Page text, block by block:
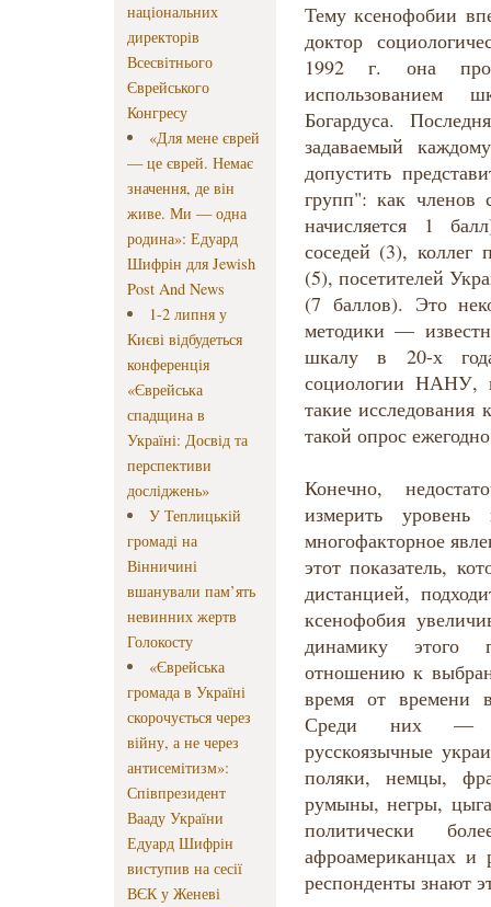
національних
директорів
Всесвітнього
Єврейського
Конгресу
«Для мене єврей
— це єврей. Немає
значення, де він
живе. Ми — одна
родина»: Едуард
Шифрін для Jewish
Post And News
1-2 липня у
Києві відбудеться
конференція
«Єврейська
спадщина в
Україні: Досвід та
перспективи
досліджень»
У Теплицькій
громаді на
Вінничині
вшанували пам’ять
невинних жертв
Голокосту
«Єврейська
громада в Україні
скорочується через
війну, а не через
антисемітизм»:
Співпрезидент
Вааду України
Едуард Шифрін
виступив на сесії
ВЄК у Женеві
Тему ксенофобии
доктор
1992 г. она
использованием
Богардуса.
задаваемый
допустить
групп": как членов
начисляется 1
соседей (3), коллег
(5), посетителей
(7 баллов). Это
методики —
шкалу в 20-х
социологии НАНУ,
такие
такой опрос
Конечно,
измерить
многофакторное
этот показатель,
дистанцией,
ксенофобия
динамику этого
отношению к
время от времени
Среди них —
русскоязычные
поляки, немцы,
румыны, негры,
политически
афроамериканцах и
респонденты знают